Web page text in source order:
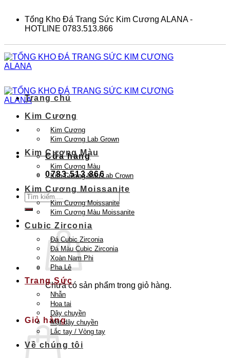
content
Tổng Kho Đá Trang Sức Kim Cương ALANA -
HOTLINE 0783.513.866
Cửa hàng
0783.513.866
Tìm
kiếm:
Chưa có sản phẩm trong giỏ hàng.
Quay trở lại cửa hàng
Giỏ hàng
Trang chủ
Kim Cương
Kim Cương
Kim Cương Lab Grown
Kim Cương Màu
Kim Cương Màu
Kim Cương Màu Lab Crown
Kim Cương Moissanite
Kim Cương Moissanite
Kim Cương Màu Moissanite
Cubic Zirconia
Đá Cubic Zirconia
Đá Màu Cubic Zirconia
Xoàn Nam Phi
Pha Lê
Trang Sức
Nhẫn
Hoa tai
Dây chuyền
Mặt dây chuyền
Lắc tay / Vòng tay
Về chúng tôi